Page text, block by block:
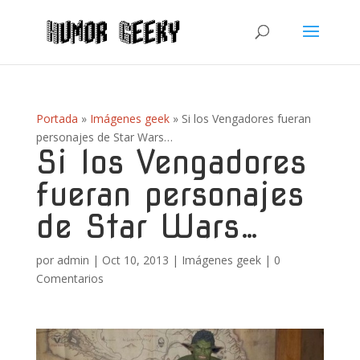
Portada » Imágenes geek» Si los Vengadores fueran
personajes de Star Wars…
Si los Vengadores
fueran personajes
de Star Wars…
por admin | Oct 10, 2013 | Imágenes geek| 0
Comentarios